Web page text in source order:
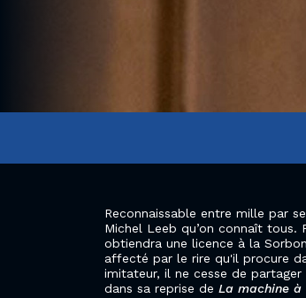
Reconnaissable entre mille par
Michel Leeb qu’on connaît tous.
obtiendra une licence à la
affecté par le rire qu'il procure
imitateur, il ne cesse de
dans sa reprise de La machine à